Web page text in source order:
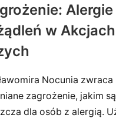
Alergie
w Akcjach
Nocunia zwraca
zagrożenie, jakim
dla osób z alergią.